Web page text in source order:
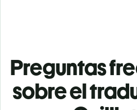
Preguntas
sobre el